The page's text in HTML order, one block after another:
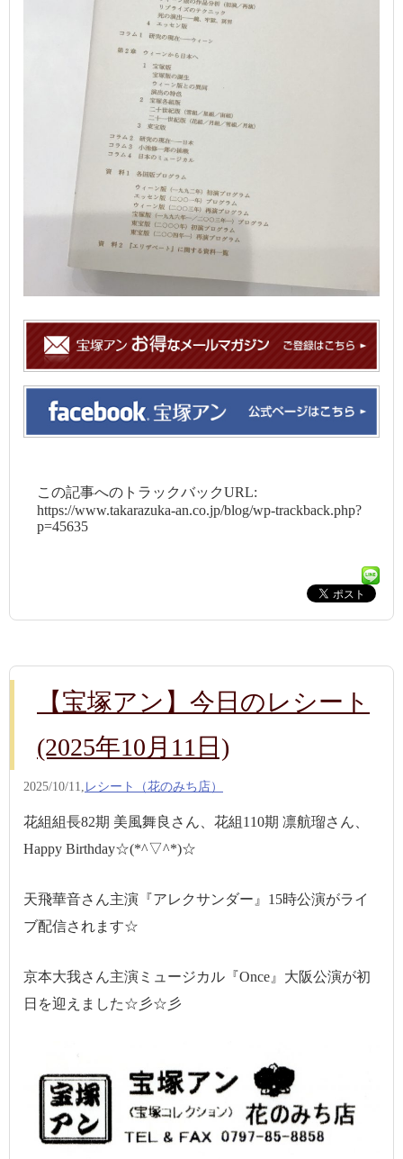
この記事へのトラックバックURL:
https://www.takarazuka-an.co.jp/blog/wp-trackback.php?
p=45635
【宝塚アン】今日のレシート
(2025年10月11日)
2025/10/11, レシート（花のみち店）
花組組長82期 美風舞良さん、花組110期 凛航瑠さん、
Happy Birthday☆(*^▽^*)☆
天飛華音さん主演『アレクサンダー』15時公演がライ
ブ配信されます☆
京本大我さん主演ミュージカル『Once』大阪公演が初
日を迎えました☆彡☆彡